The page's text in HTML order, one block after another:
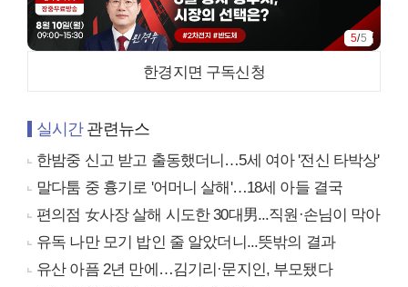
5/5
한경지면 구독신청
실시간관련뉴스
한밤중 신고 받고 출동했더니…5세 여아 '전신 타박상'
말다툼 중 흉기로 '어머니 살해'…18세 아들 결국
편의점 女사장 살해 시도한 30대男...직원·손님이 막아
유독 나만 모기 밥인 줄 알았더니...뜻밖의 결과
유산 아픔 2년 만에…김기리·문지인, 부모됐다